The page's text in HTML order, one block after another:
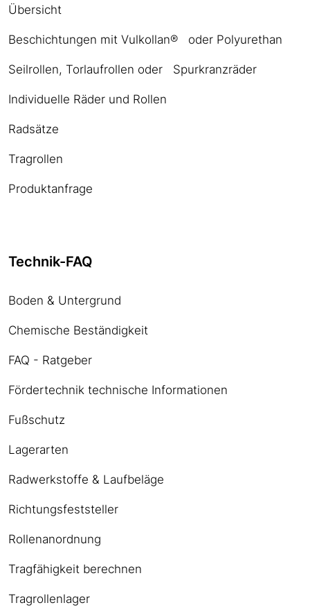
Übersicht
Beschichtungen mit Vulkollan® oder Polyurethan
Seilrollen, Torlaufrollen oder Spurkranzräder
Individuelle Räder und Rollen
Radsätze
Tragrollen
Produktanfrage
Technik-FAQ
Boden & Untergrund
Chemische Beständigkeit
FAQ - Ratgeber
Fördertechnik technische Informationen
Fußschutz
Lagerarten
Radwerkstoffe & Laufbeläge
Richtungsfeststeller
Rollenanordnung
Tragfähigkeit berechnen
Tragrollenlager